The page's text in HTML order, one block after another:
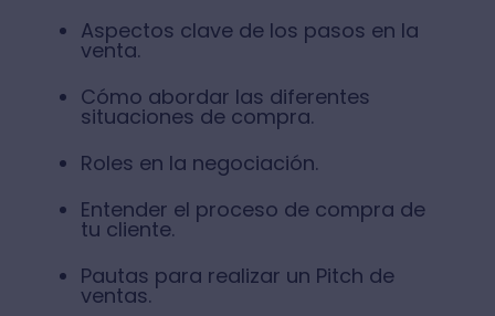
Aspectos clave de los pasos en la
venta.
Cómo abordar las diferentes
situaciones de compra.
Roles en la negociación.
Entender el proceso de compra de
tu cliente.
Pautas para realizar un Pitch de
ventas.